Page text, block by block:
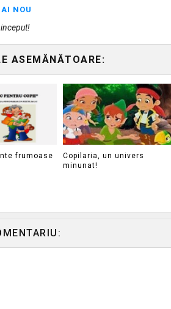
NOU
ASEMĂNĂTOARE:
frumoase
Copilaria, un univers
minunat!